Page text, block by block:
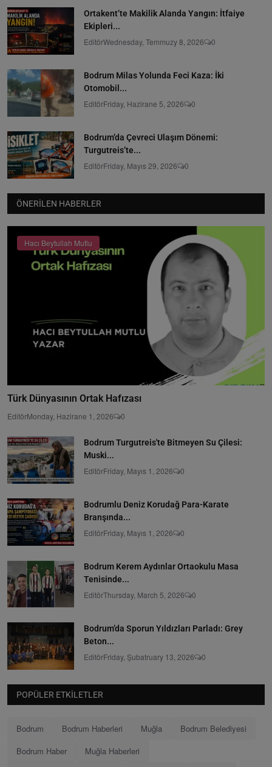
Ortakent’te Makilik Alanda Yangın: İtfaiye
Ekipleri...
EditörWednesday, Temmuzy 8, 2026 0
Bodrum Milas Yolunda Feci Kaza: İki
Otomobil...
EditörFriday, Hazirane 5, 2026 0
Bodrum’da Çevreci Ulaşım Dönemi:
Turgutreis’te...
EditörFriday, Mayıs 29, 2026 0
ÖNERILEN HABERLER
Hacı Beytullah Mutlu
Türk Dünyasının Ortak Hafızası
EditörMonday, Hazirane 1, 2026 0
Bodrum Turgutreis'te Bitmeyen Su Çilesi:
Muski...
EditörFriday, Mayıs 1, 2026 0
Bodrumlu Deniz Korudağ Para-Karate
Branşında...
EditörFriday, Mayıs 1, 2026 0
Bodrum Kerem Aydınlar Ortaokulu Masa
Tenisinde...
EditörThursday, March 5, 2026 0
Bodrum’da Sporun Yıldızları Parladı: Grey
Beton...
EditörFriday, Şubatruary 13, 2026 0
POPÜLER ETKILETLER
Bodrum Bodrum Haberleri Muğla
Bodrum Belediyesi
Bodrum Haber
Muğla Haberleri